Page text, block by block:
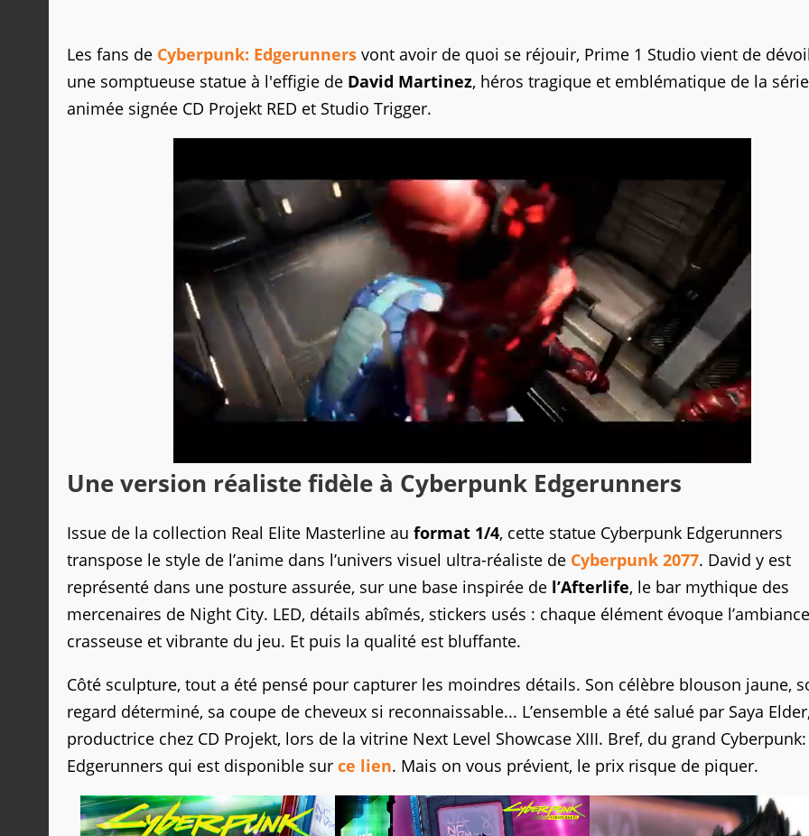
Les fans de Cyberpunk: Edgerunners vont avoir de quoi se réjouir, Prime 1 Studio vient de
une somptueuse statue à l'effigie de David Martinez, héros tragique et emblématique de la série
animée signée CD Projekt RED et Studio Trigger.
Une version réaliste fidèle à Cyberpunk Edgerunners
Issue de la collection Real Elite Masterline au format 1/4, cette statue Cyberpunk Edgerunners
transpose le style de l’anime dans l’univers visuel ultra-réaliste de Cyberpunk 2077. David y est
représenté dans une posture assurée, sur une base inspirée de l’Afterlife, le bar mythique des
mercenaires de Night City. LED, détails abîmés, stickers usés : chaque élément évoque l’ambiance
crasseuse et vibrante du jeu. Et puis la qualité est bluffante.
Côté sculpture, tout a été pensé pour capturer les moindres détails. Son célèbre blouson jaune,
regard déterminé, sa coupe de cheveux si reconnaissable... L’ensemble a été salué par Saya
productrice chez CD Projekt, lors de la vitrine Next Level Showcase XIII. Bref, du grand Cyberpunk:
Edgerunners qui est disponible sur ce lien. Mais on vous prévient, le prix risque de piquer.